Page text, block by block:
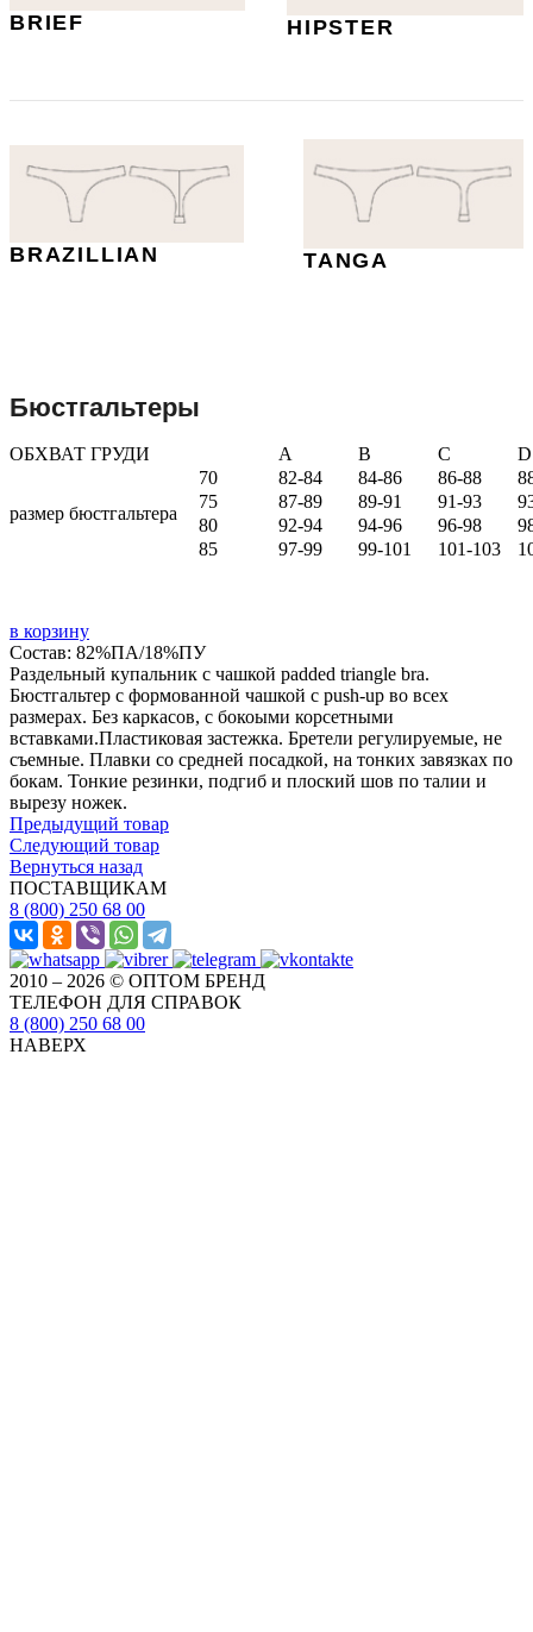
BRIEF HIPSTER
BRAZILLIAN TANGA
Бюстгальтеры
ОБХВАТ ГРУДИ A B C D
размер бюстгальтера
70 82-84 84-86 86-88
75
87-89 89-91 91-93
80
92-94 94-96 96-98
85
97-99 99-101 101-103
в корзину
Состав: 82%ПА/18%ПУ
Раздельный купальник с чашкой padded triangle bra.
Бюстгальтер с формованной чашкой с push-up во всех
размерах. Без каркасов, с бокоыми корсетными
вставками.Пластиковая застежка. Бретели регулируемые, не
съемные. Плавки со средней посадкой, на тонких завязках по
бокам. Тонкие резинки, подгиб и плоский шов по талии и
вырезу ножек.
Предыдущий товар
Следующий товар
Вернуться назад
ПОСТАВЩИКАМ
8 (800) 250 68 00
2010 – 2026 © ОПТОМ БРЕНД
ТЕЛЕФОН ДЛЯ СПРАВОК
8 (800) 250 68 00
НАВЕРХ